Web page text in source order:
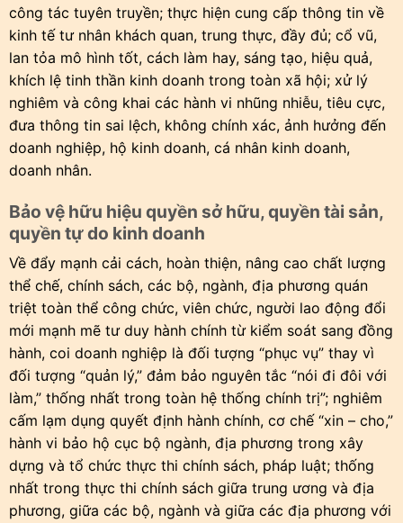
công tác tuyên truyền; thực hiện cung cấp thông tin về
kinh tế tư nhân khách quan, trung thực, đầy đủ; cổ vũ,
lan tỏa mô hình tốt, cách làm hay, sáng tạo, hiệu quả,
khích lệ tinh thần kinh doanh trong toàn xã hội; xử lý
nghiêm và công khai các hành vi nhũng nhiễu, tiêu cực,
đưa thông tin sai lệch, không chính xác, ảnh hưởng đến
doanh nghiệp, hộ kinh doanh, cá nhân kinh doanh,
doanh nhân.
Bảo vệ hữu hiệu quyền sở hữu, quyền tài sản,
quyền tự do kinh doanh
Về đẩy mạnh cải cách, hoàn thiện, nâng cao chất lượng
thể chế, chính sách, các bộ, ngành, địa phương quán
triệt toàn thể công chức, viên chức, người lao động đổi
mới mạnh mẽ tư duy hành chính từ kiểm soát sang đồng
hành, coi doanh nghiệp là đối tượng “phục vụ” thay vì
đối tượng “quản lý,” đảm bảo nguyên tắc “nói đi đôi với
làm,” thống nhất trong toàn hệ thống chính trị”; nghiêm
cấm lạm dụng quyết định hành chính, cơ chế “xin – cho,”
hành vi bảo hộ cục bộ ngành, địa phương trong xây
dựng và tổ chức thực thi chính sách, pháp luật; thống
nhất trong thực thi chính sách giữa trung ương và địa
phương, giữa các bộ, ngành và giữa các địa phương với